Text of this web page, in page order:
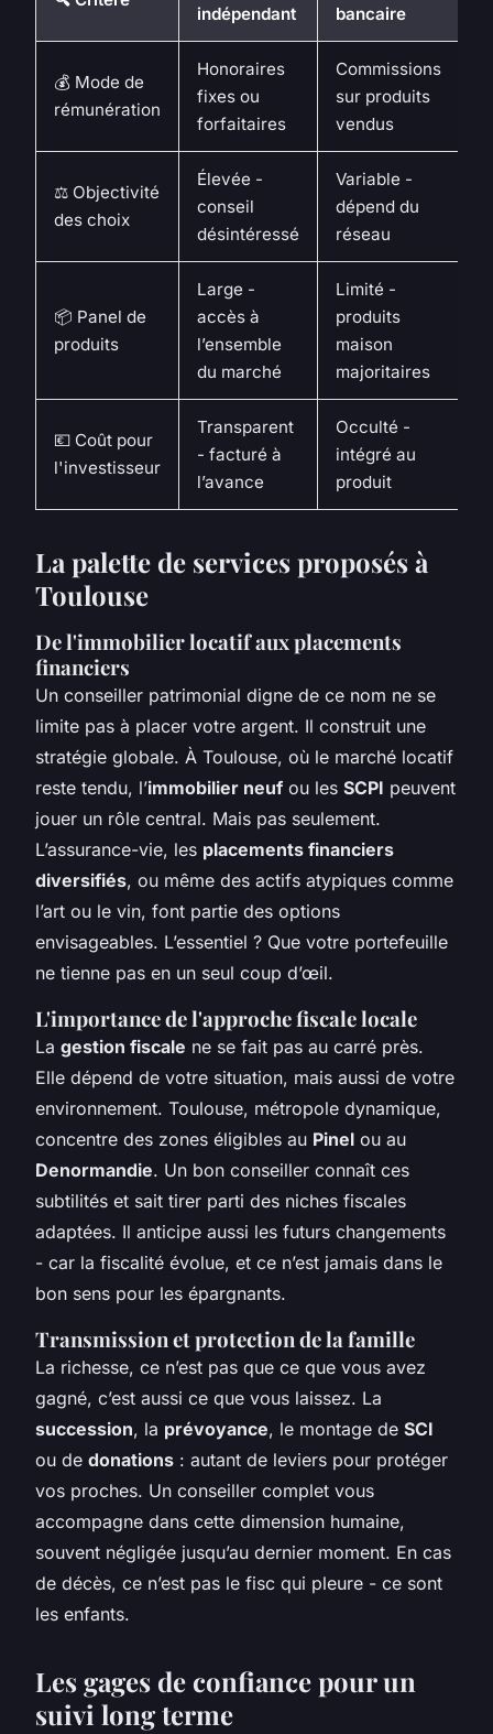
indépendant bancaire
💰 Mode de
rémunération
Honoraires
fixes ou
forfaitaires
Commissions
sur produits
vendus
⚖️ Objectivité
des choix
Élevée -
conseil
désintéressé
Variable -
dépend du
réseau
📦 Panel de
produits
Large -
accès à
l’ensemble
du marché
Limité -
produits
maison
majoritaires
💶 Coût pour
l'investisseur
Transparent
- facturé à
l’avance
Occulté -
intégré au
produit
La palette de services proposés à
Toulouse
De l'immobilier locatif aux placements
financiers
Un conseiller patrimonial digne de ce nom ne se
limite pas à placer votre argent. Il construit une
stratégie globale. À Toulouse, où le marché locatif
reste tendu, l’immobilier neuf ou les SCPI peuvent
jouer un rôle central. Mais pas seulement.
L’assurance-vie, les placements financiers
diversifiés, ou même des actifs atypiques comme
l’art ou le vin, font partie des options
envisageables. L’essentiel ? Que votre portefeuille
ne tienne pas en un seul coup d’œil.
L'importance de l'approche fiscale locale
La gestion fiscale ne se fait pas au carré près.
Elle dépend de votre situation, mais aussi de votre
environnement. Toulouse, métropole dynamique,
concentre des zones éligibles au Pinel ou au
Denormandie. Un bon conseiller connaît ces
subtilités et sait tirer parti des niches fiscales
adaptées. Il anticipe aussi les futurs changements
- car la fiscalité évolue, et ce n’est jamais dans le
bon sens pour les épargnants.
Transmission et protection de la famille
La richesse, ce n’est pas que ce que vous avez
gagné, c’est aussi ce que vous laissez. La
succession, la prévoyance, le montage de SCI
ou de donations : autant de leviers pour protéger
vos proches. Un conseiller complet vous
accompagne dans cette dimension humaine,
souvent négligée jusqu’au dernier moment. En cas
de décès, ce n’est pas le fisc qui pleure - ce sont
les enfants.
Les gages de confiance pour un
suivi long terme